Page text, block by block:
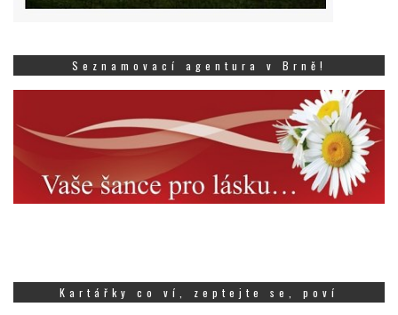
Seznamovací agentura v Brně!
Kartářky co ví, zeptejte se, poví